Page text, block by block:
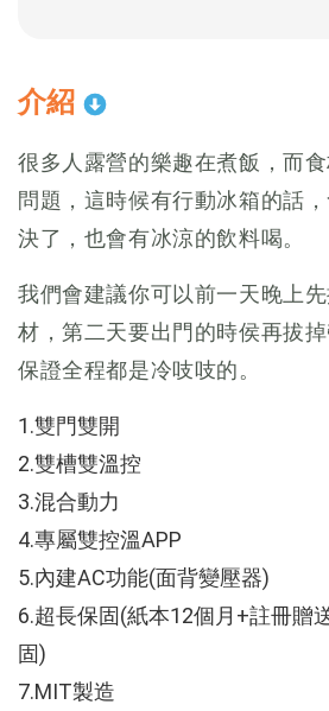
介紹
很多人露營的樂趣在煮飯，而
問題，這時候有行動冰箱的話
決了，也會有冰涼的飲料喝。
我們會建議你可以前一天晚上
材，第二天要出門的時侯再拔
保證全程都是冷吱吱的。
1.雙門雙開
2.雙槽雙溫控
3.混合動力
4.專屬雙控溫APP
5.內建AC功能(面背變壓器)
6.超長保固(紙本12個月+註冊贈
固)
7.MIT製造